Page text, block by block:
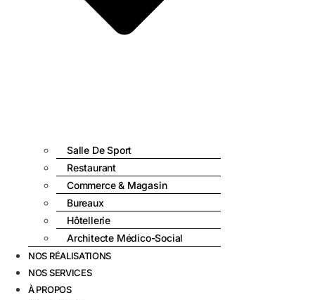
Salle De Sport
Restaurant
Commerce & Magasin
Bureaux
Hôtellerie
Architecte Médico-Social
NOS RÉALISATIONS
NOS SERVICES
À PROPOS